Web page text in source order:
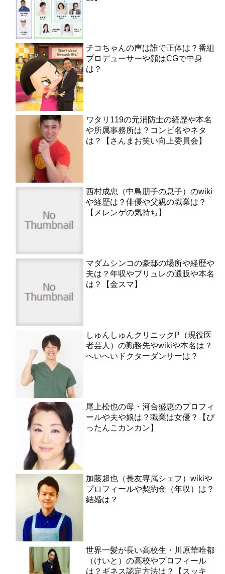
チコちゃんの声は誰で正体は？番組
プロデューサーや顔はCGで中身
は？
ワタリ119の元消防士の経歴や本名
や所属事務所は？コンビ名やネタ
は？【さんまお笑い向上委員会】
西村成忠（中島朋子の息子）のwiki
や経歴は？俳優や父親の職業は？
【メレンゲの気持ち】
マダムシンコの豪邸の場所や経歴や
夫は？年収やブリュレの通販や本名
は？【金スマ】
しゅんしゅんクリニックP（現役医
者芸人）の勤務先やwikiや本名は？
へいへいドクターダンサーは？
尾上松也の母・河合盛恵のプロフィ
ールや夫や娘は？職業は女優？【ぴ
ったんこカンカン】
加藤超也（長友専属シェフ）wikiや
プロフィールや契約金（年収）は？
結婚は？
世界一髪が長い高校生・川原華唯都
（けいと）の高校やプロフィール
は？ギネス認定方法は？【スッキ